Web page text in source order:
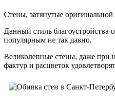
Стены, затянутые
Данный стиль благоустройства
популярным не так давно.
Великолепные стены, даже при
фактур и расцветок